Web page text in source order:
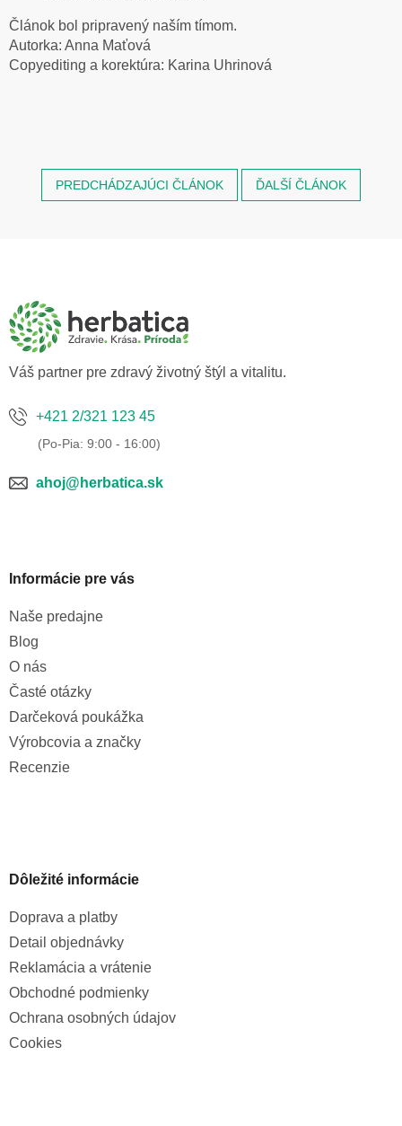
Článok bol pripravený naším tímom.
Autorka: Anna Maťová
Copyediting a korektúra: Karina Uhrinová
PREDCHÁDZAJÚCI ČLÁNOK ĎALŠÍ ČLÁNOK
Váš partner pre zdravý životný štýl a vitalitu.
+421 2/321 123 45
ahoj@herbatica.sk
Informácie pre vás
Naše predajne
Blog
O nás
Časté otázky
Darčeková poukážka
Výrobcovia a značky
Recenzie
Dôležité informácie
Doprava a platby
Detail objednávky
Reklamácia a vrátenie
Obchodné podmienky
Ochrana osobných údajov
Cookies